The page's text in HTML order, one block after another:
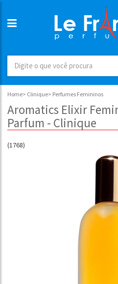
Home> Clinique> Perfumes Femininos
Aromatics Elixir
Parfum - Clinique
(1768)